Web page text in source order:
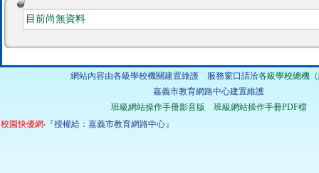
目前尚無資料
網站內容由各級學校機關建置維護 服務窗口請洽各級學校總機
嘉義市教育網路中心建置維護
班級網站操作手冊影音版
班級網站操作手冊PDF檔
校園快優網‧『授權給：嘉義市教育網路中心』